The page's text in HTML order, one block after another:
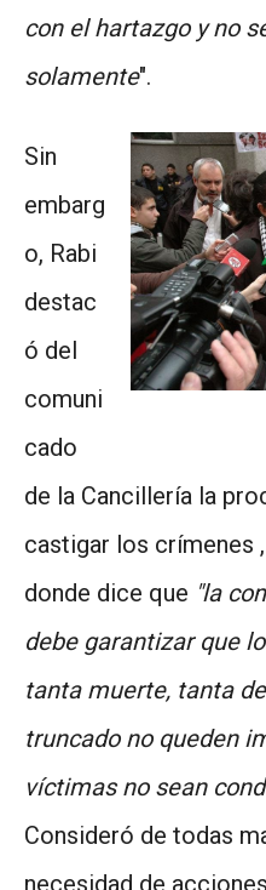
con el hartazgo y no
solamente".
Sin
embarg
o, Rabi
destac
ó del
comuni
cado
de la Cancillería la
castigar los crímenes
donde dice que "la
debe garantizar que
tanta muerte, tanta
truncado no queden
víctimas no sean
Consideró de todas
necesidad de